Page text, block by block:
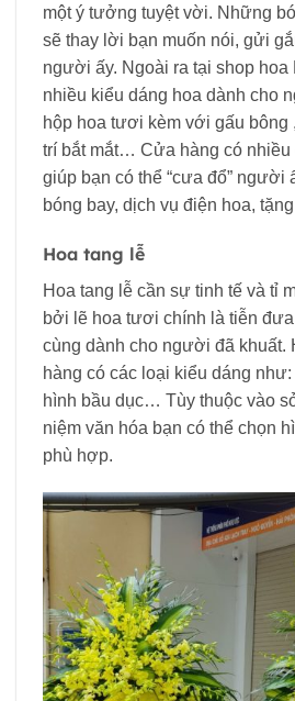
một ý tưởng tuyệt vời. Những
sẽ thay lời bạn muốn nói, gửi
người ấy. Ngoài ra tại shop hoa
nhiều kiểu dáng hoa dành cho
hộp hoa tươi kèm với gấu bông
trí bắt mắt… Cửa hàng có nhiều
giúp bạn có thể “cưa đổ” người
bóng bay, dịch vụ điện hoa,
Hoa tang lễ
Hoa tang lễ cần sự tinh tế và tỉ
bởi lẽ hoa tươi chính là tiễn
cùng dành cho người đã khuất.
hàng có các loại kiểu dáng
hình bầu dục… Tùy thuộc vào
niệm văn hóa bạn có thể chọn
phù hợp.